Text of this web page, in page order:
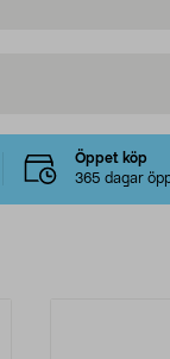
Öppet köp
365 dagar